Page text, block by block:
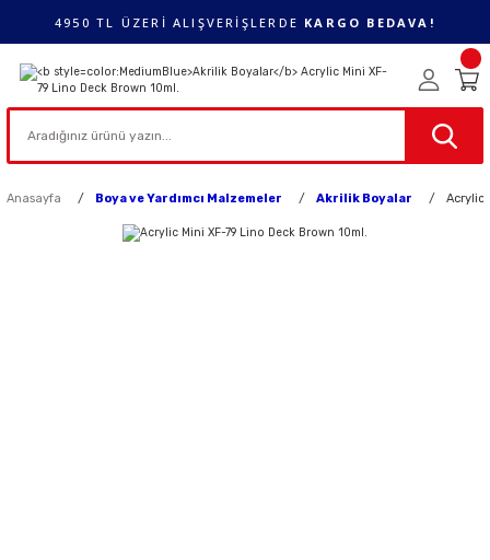
4950 TL ÜZERİ ALIŞVERİŞLERDE KARGO BEDAVA!
Anasayfa Boya ve Yardımcı Malzemeler Akrilik Boyalar Acrylic